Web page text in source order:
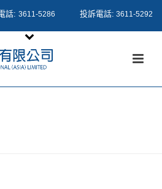
話: 3611-5286 投訴電話: 3611-5292